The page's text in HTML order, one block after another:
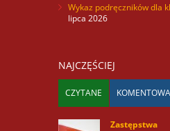
Wykaz podręczników dla
lipca 2026
NAJCZĘŚCIEJ
CZYTANE
Zastępstwa